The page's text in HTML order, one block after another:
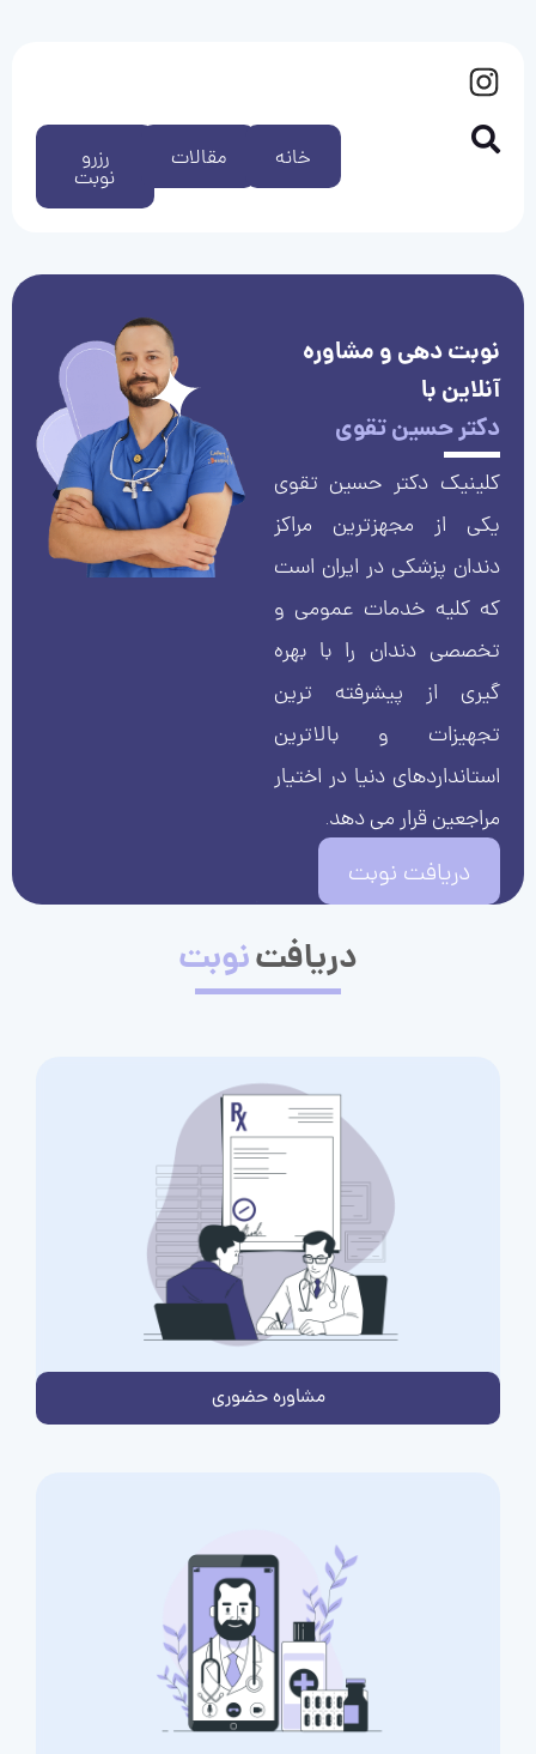
رزرو
نوبت
مقالات خانه
نوبت دهی و مشاوره
آنلاین با
دکتر حسین تقوی
کلینیک دکتر حسین تقوی
یکی از مجهزترین مراکز
دندان پزشکی در ایران است
که کلیه خدمات عمومی و
تخصصی دندان را با بهره
گیری از پیشرفته ترین
تجهیزات و بالاترین
استانداردهای دنیا در اختیار
مراجعین قرار می دهد.
دریافت نوبت
دریافتنوبت
مشاوره حضوری